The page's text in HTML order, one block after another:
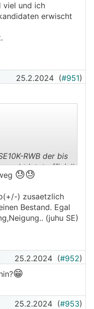
viel und ich
erwischt
25.2.2024 (#951)
RWB der bis
geht jetzt offiziell
😓😓
) zusaetzlich
Bestand. Egal
(juhu SE)
25.2.2024 (#952)
😁
25.2.2024 (#953)